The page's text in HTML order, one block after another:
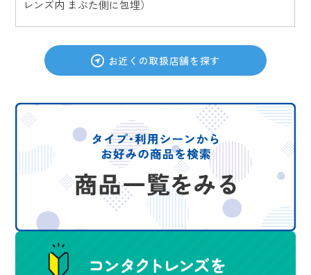
レンズ内 まぶた側に包埋）
お近くの取扱店舗を探す